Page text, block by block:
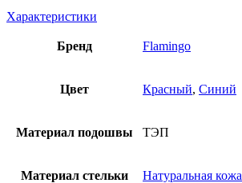
Характеристики
Бренд Flamingo
Цвет Красный, Синий
Материал подошвы ТЭП
Материал стельки Натуральная кожа